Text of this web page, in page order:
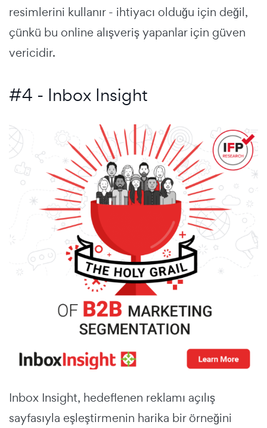
resimlerini kullanır - ihtiyacı olduğu için değil,
çünkü bu online alışveriş yapanlar için güven
vericidir.
#4 - Inbox Insight
Inbox Insight, hedeflenen reklamı açılış
sayfasıyla eşleştirmenin harika bir örneğini